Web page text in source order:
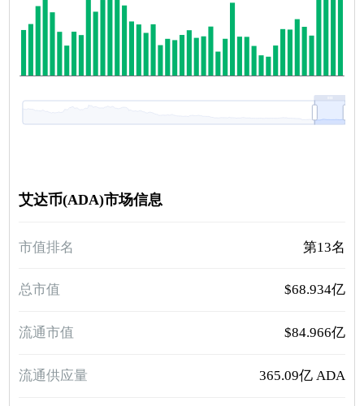
艾达币(ADA)市场信息
市值排名 第13名
总市值 $68.934亿
流通市值 $84.966亿
流通供应量 365.09亿 ADA